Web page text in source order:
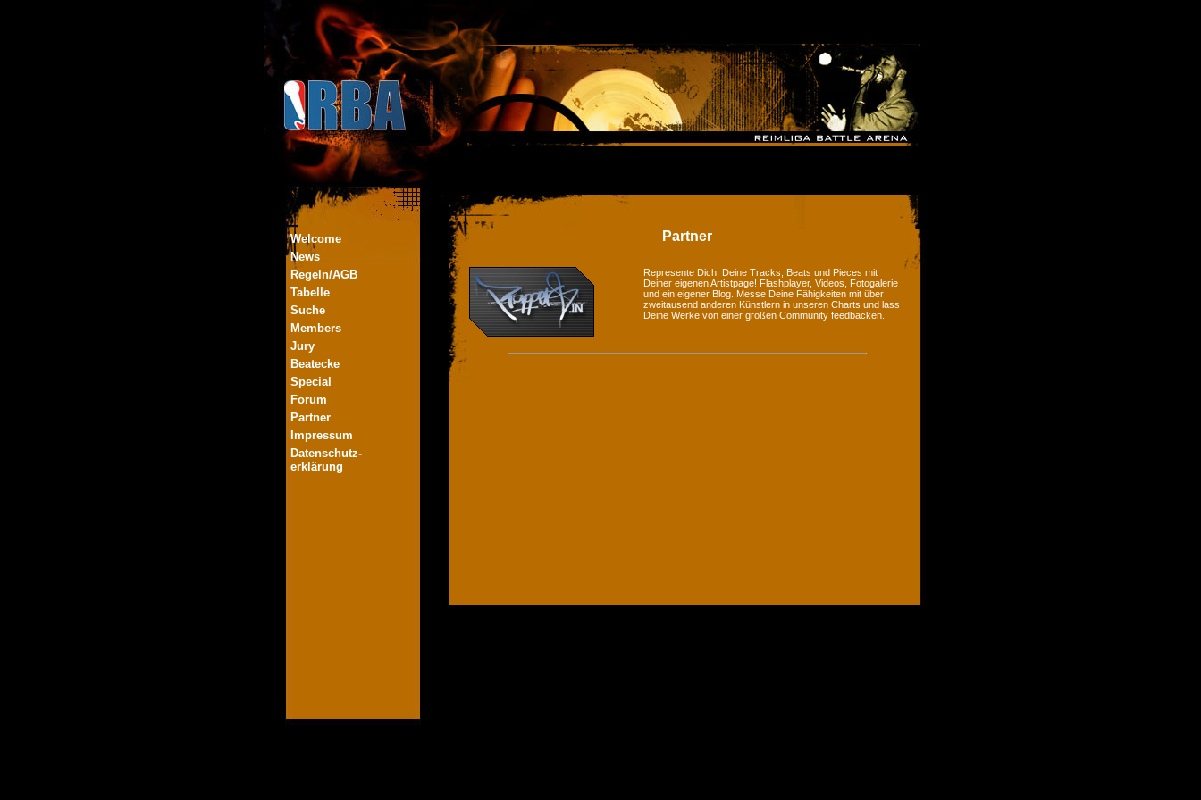
Welcome
News
Regeln/AGB
Tabelle
Suche
Members
Jury
Beatecke
Special
Forum
Partner
Impressum
Datenschutz-
erklärung
Partner
Represente Dich, Deine Tracks, Beats und Pieces mit
Deiner eigenen Artistpage! Flashplayer, Videos, Fotogalerie
und ein eigener Blog. Messe Deine Fähigkeiten mit über
zweitausend anderen Künstlern in unseren Charts und lass
Deine Werke von einer großen Community feedbacken.